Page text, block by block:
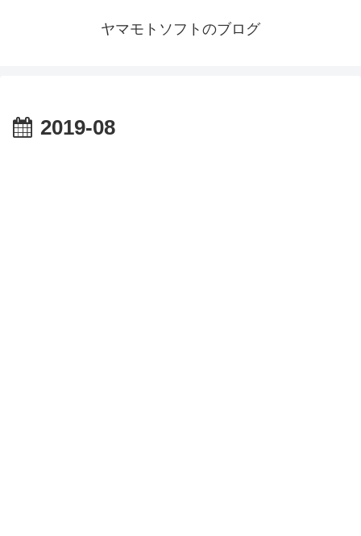
ヤマモトソフトのブログ
2019-08